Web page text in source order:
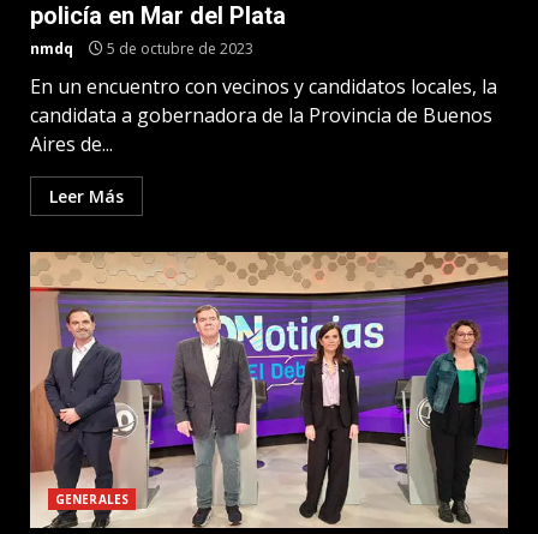
policía en Mar del Plata
nmdq 5 de octubre de 2023
En un encuentro con vecinos y candidatos locales, la
candidata a gobernadora de la Provincia de Buenos
Aires de...
Leer Más
GENERALES